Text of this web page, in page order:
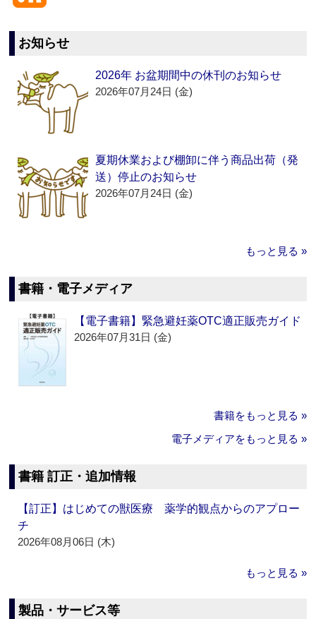
お知らせ
2026年 お盆期間中の休刊のお知らせ
2026年07月24日 (金)
夏期休業および棚卸に伴う商品出荷（発
送）停止のお知らせ
2026年07月24日 (金)
もっと見る »
書籍・電子メディア
【電子書籍】緊急避妊薬OTC適正販売ガイド
2026年07月31日 (金)
書籍をもっと見る »
電子メディアをもっと見る »
書籍 訂正・追加情報
【訂正】はじめての獣医療 薬学的観点からのアプロー
チ
2026年08月06日 (木)
もっと見る »
製品・サービス等